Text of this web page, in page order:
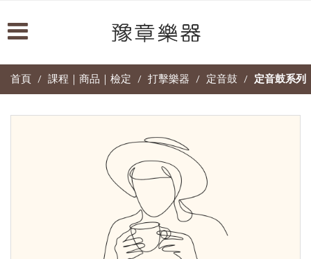
首頁 / 課程｜商品｜檢定 / 打擊樂器 / 定音鼓 / 定音鼓系列